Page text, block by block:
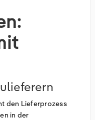
den Lieferprozess
in der